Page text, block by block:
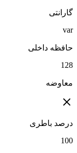
گارانتی
var
حافظه داخلی
128
معاوضه
درصد باطری
100